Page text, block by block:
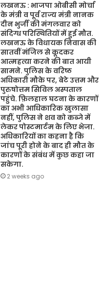
लखनऊ : भाजपा ओबीसी मोर्चा
के मंत्री व पूर्व राज्य मंत्री नानक
दीन भुर्जी की मंगलवार को
संदिग्ध परिस्थितियों में हुई मौत.
लखनऊ के विधायक निवास की
सातवीं मंजिल से कूदकर
आत्महत्या करने की बात आयी
सामने. पुलिस के वरिष्ठ
अधिकारी मौके पर, बेटे उत्तम और
पुरुषोत्तम सिविल अस्पताल
पहुंचे. फ़िलहाल घटना के कारणों
का अभी आधिकारिक खुलासा
नहीं, पुलिस ने शव को कब्जे में
लेकर पोस्टमार्टम के लिए भेजा.
अधिकारियों का कहना है कि
जांच पूरी होने के बाद ही मौत के
कारणों के संबंध में कुछ कहा जा
सकेगा.
2 weeks ago